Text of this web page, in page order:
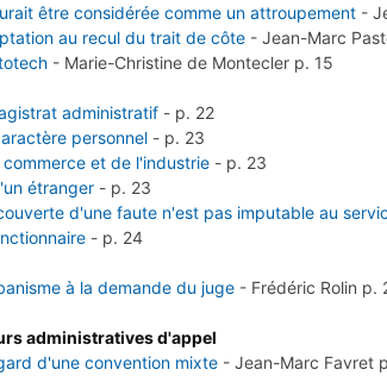
être considérée comme un attroupement -
au recul du trait de côte -Jean-Marc
- Marie-Christine de Montecler p. 15
administratif - p. 22
personnel - p. 23
et de l'industrie - p. 23
étranger - p. 23
d'une faute n'est pas imputable au
- p. 24
à la demande du juge - Frédéric Rolin p.
administratives d'appel
d'une convention mixte- Jean-Marc Favret